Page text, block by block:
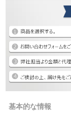
基本的な情報